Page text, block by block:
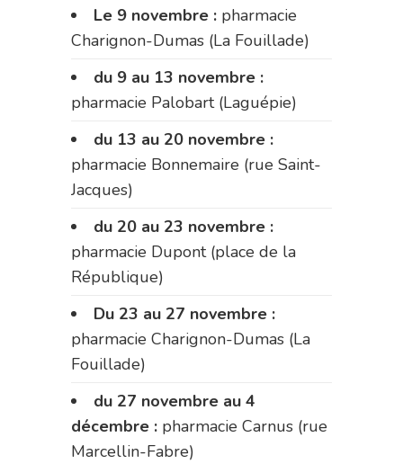
Le 9 novembre : pharmacie
Charignon-Dumas (La Fouillade)
du 9 au 13 novembre :
pharmacie Palobart (Laguépie)
du 13 au 20 novembre :
pharmacie Bonnemaire (rue Saint-
Jacques)
du 20 au 23 novembre :
pharmacie Dupont (place de la
République)
Du 23 au 27 novembre :
pharmacie Charignon-Dumas (La
Fouillade)
du 27 novembre au 4
décembre : pharmacie Carnus (rue
Marcellin-Fabre)